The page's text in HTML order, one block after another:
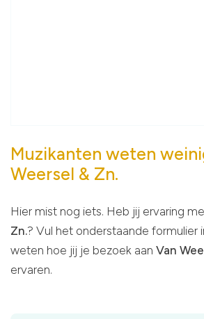
Muzikanten weten
Weersel & Zn.
Hier mist nog iets. Heb jij ervaring
Zn.? Vul het onderstaande formulier
weten hoe jij je bezoek aan Van
ervaren.